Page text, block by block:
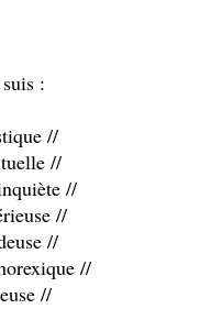
:
//
//
//
//
//
//
//